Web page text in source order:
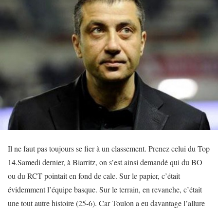
Il ne faut pas toujours se fier à un classement. Prenez celui du Top
14.Samedi dernier, à Biarritz, on s’est ainsi demandé qui du BO
ou du RCT pointait en fond de cale. Sur le papier, c’était
évidemment l’équipe basque. Sur le terrain, en revanche, c’était
une tout autre histoire (25-6). Car Toulon a eu davantage l’allure